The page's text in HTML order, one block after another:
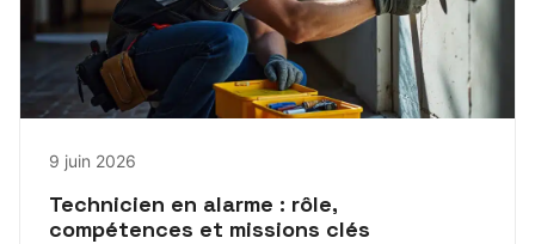
9 juin 2026
Technicien en alarme : rôle,
compétences et missions clés